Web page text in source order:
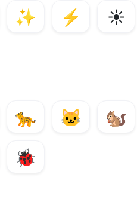
✨ ⚡ ☀️
🐆 🐱 🐿️
🐞